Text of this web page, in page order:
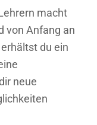
macht
von Anfang an
du ein
neue